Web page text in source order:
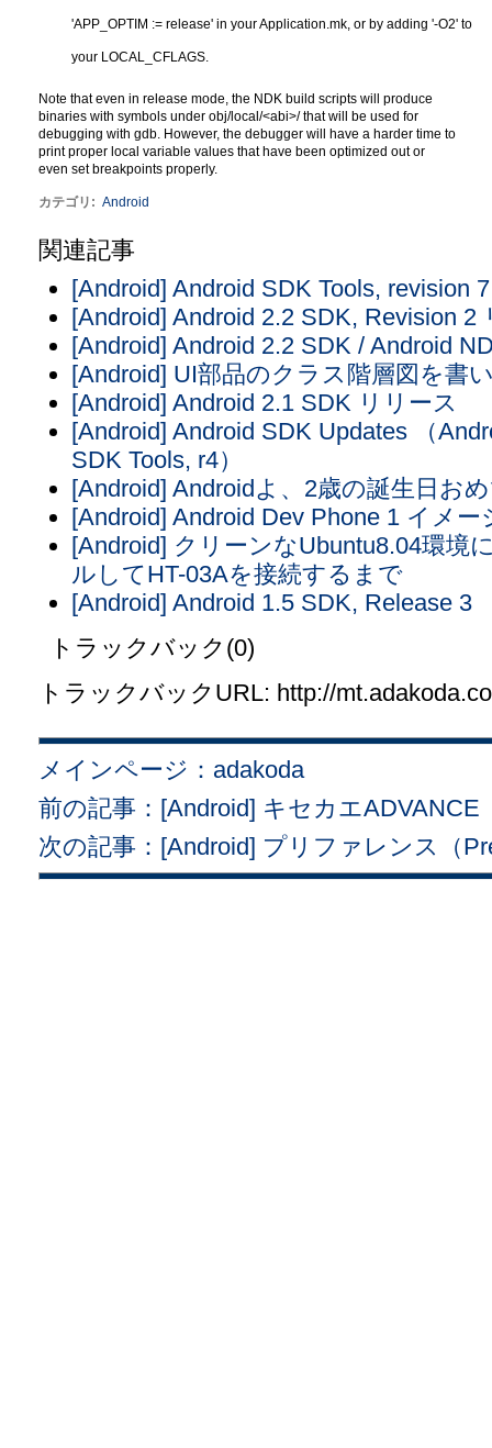
'APP_OPTIM := release' in your Application.mk, or by adding '-O2' to
your LOCAL_CFLAGS.
Note that even in release mode, the NDK build scripts will produce
binaries with symbols under obj/local/<abi>/ that will be used for
debugging with gdb. However, the debugger will have a harder time to
print proper local variable values that have been optimized out or
even set breakpoints properly.
カテゴリ : Android
関連記事
[Android] Android SDK Tools, revision
[Android] Android 2.2 SDK, Revision 2
[Android] Android 2.2 SDK / Android
[Android] UI部品のクラス階層図を書
[Android] Android 2.1 SDK リリース
[Android] Android SDK Updates （
SDK Tools, r4）
[Android] Androidよ、2歳の誕生日お
[Android] Android Dev Phone 1 イメ
[Android] クリーンなUbuntu8.04環境
ルしてHT-03Aを接続するまで
[Android] Android 1.5 SDK, Release 3
トラックバック(0)
トラックバックURL: http://
メインページ：adakoda
前の記事：[Android] キセカエADVANCE
次の記事：[Android] プリファレンス（